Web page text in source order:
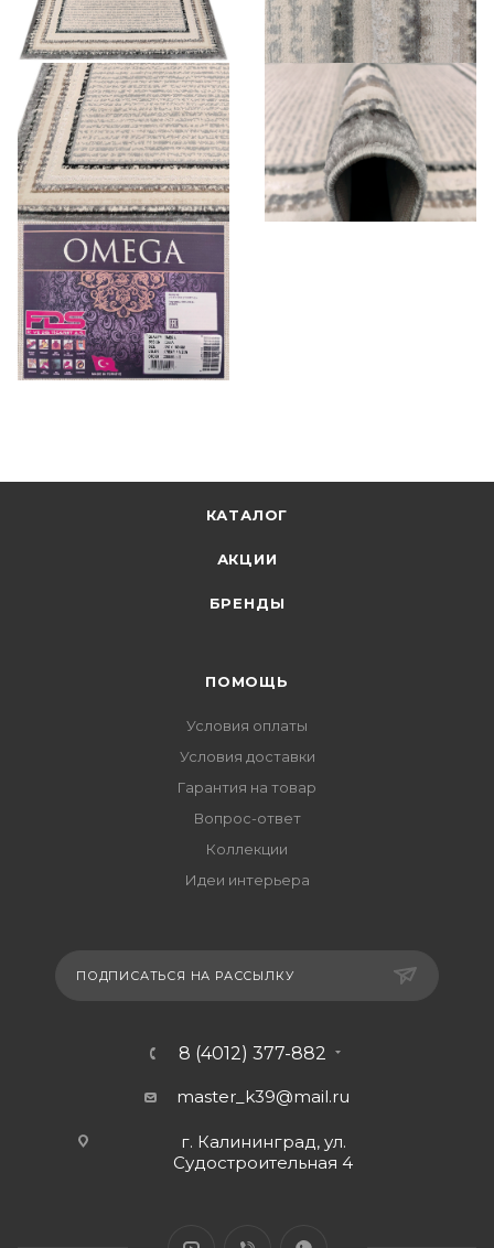
КАТАЛОГ
АКЦИИ
БРЕНДЫ
ПОМОЩЬ
Условия оплаты
Условия доставки
Гарантия на товар
Вопрос-ответ
Коллекции
Идеи интерьера
ПОДПИСАТЬСЯ НА РАССЫЛКУ
8 (4012) 377-882
master_k39@mail.ru
г. Калининград, ул.
Судостроительная 4